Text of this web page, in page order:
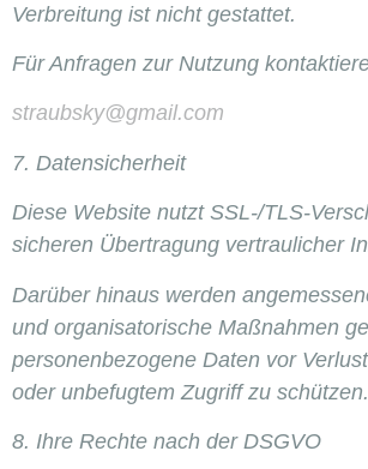
Verbreitung ist nicht gestattet.
Für Anfragen zur Nutzung
straubsky@gmail.com
7. Datensicherheit
Diese Website nutzt SSL-/TLS-
sicheren Übertragung vertraulicher
Darüber hinaus werden
und organisatorische Maßnahmen
personenbezogene Daten vor
oder unbefugtem Zugriff zu schützen.
8. Ihre Rechte nach der DSGVO